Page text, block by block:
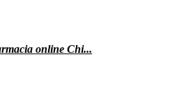
online Chi...